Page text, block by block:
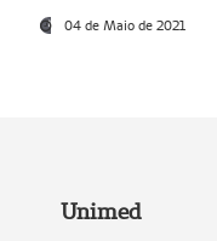
04 de Maio de 2021
Unimed